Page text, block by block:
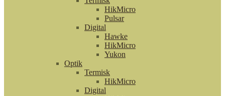
HikMicro
Pulsar
Digital
Hawke
HikMicro
Yukon
Optik
Termisk
HikMicro
Digital